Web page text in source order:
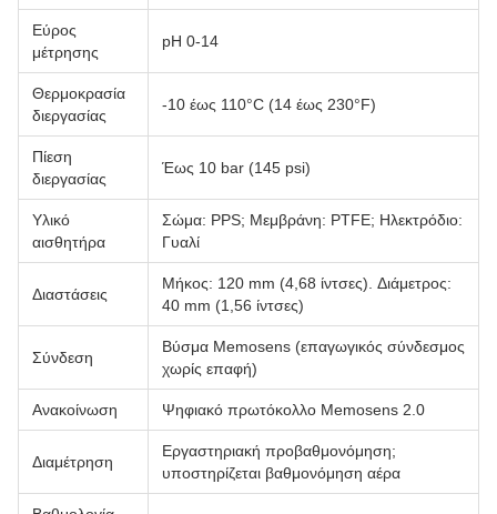
Εύρος
μέτρησης
pH 0-14
Θερμοκρασία
διεργασίας
-10 έως 110°C (14 έως 230°F)
Πίεση
διεργασίας
Έως 10 bar (145 psi)
Υλικό
αισθητήρα
Σώμα: PPS; Μεμβράνη: PTFE; Ηλεκτρόδιο:
Γυαλί
Διαστάσεις
Μήκος: 120 mm (4,68 ίντσες). Διάμετρος:
40 mm (1,56 ίντσες)
Σύνδεση
Βύσμα Memosens (επαγωγικός σύνδεσμος
χωρίς επαφή)
Ανακοίνωση Ψηφιακό πρωτόκολλο Memosens 2.0
Διαμέτρηση
Εργαστηριακή προβαθμονόμηση;
υποστηρίζεται βαθμονόμηση αέρα